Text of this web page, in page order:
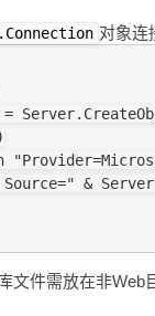
对象连
&
文件需放在非Web